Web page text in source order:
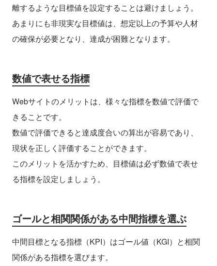
離するような目標値を設定することは避けましょう。
あまりにも非現実な目標値は、想定以上の予算や人材
の確保が必要となり、達成が困難となります。
数値で表せる指標
Webサイトのメリットは、様々な指標を数値で評価で
きることです。
数値で評価できると達成度合いの算出が容易であり、
現状を正しく評価することができます。
このメリットを活かすため、目標値は必ず数値で表せ
る指標を設定しましょう。
ゴールと相関関係がある中間指標を選ぶ
中間目標となる指標（KPI）はゴール値（KGI）と相関
関係がある指標を選びます。